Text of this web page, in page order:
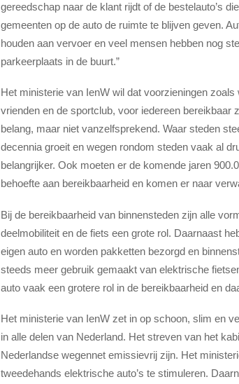
gereedschap naar de klant rijdt of de bestelauto’s
gemeenten op de auto de ruimte te blijven geven.
houden aan vervoer en veel mensen hebben nog
parkeerplaats in de buurt.”
Het ministerie van IenW wil dat voorzieningen
vrienden en de sportclub, voor iedereen
belang, maar niet vanzelfsprekend. Waar steden
decennia groeit en wegen rondom steden vaak al
belangrijker. Ook moeten er de komende jaren
behoefte aan bereikbaarheid en komen er naar
Bij de bereikbaarheid van binnensteden zijn alle
deelmobiliteit en de fiets een grote rol. Daarnaast
eigen auto en worden pakketten bezorgd en
steeds meer gebruik gemaakt van elektrische
auto vaak een grotere rol in de bereikbaarheid en
Het ministerie van IenW zet in op schoon, slim en
in alle delen van Nederland. Het streven van het
Nederlandse wegennet emissievrij zijn. Het
tweedehands elektrische auto’s te stimuleren.